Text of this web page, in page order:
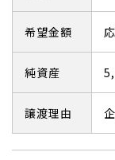
希望金額
純資産
譲渡理由